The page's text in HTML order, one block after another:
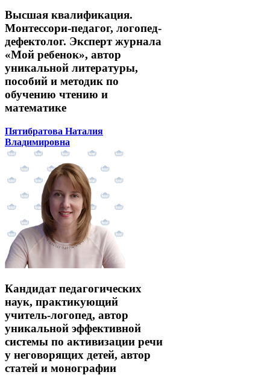
Высшая квалификация.
Монтессори-педагог, логопед-
дефектолог. Эксперт журнала
«Мой ребенок», автор
уникальной литературы,
пособий и методик по
обучению чтению и
математике
Пятибратова Наталия
Владимировна
Кандидат педагогических
наук, практикующий
учитель-логопед, автор
уникальной эффективной
системы по активизации речи
у неговорящих детей, автор
статей и монографии